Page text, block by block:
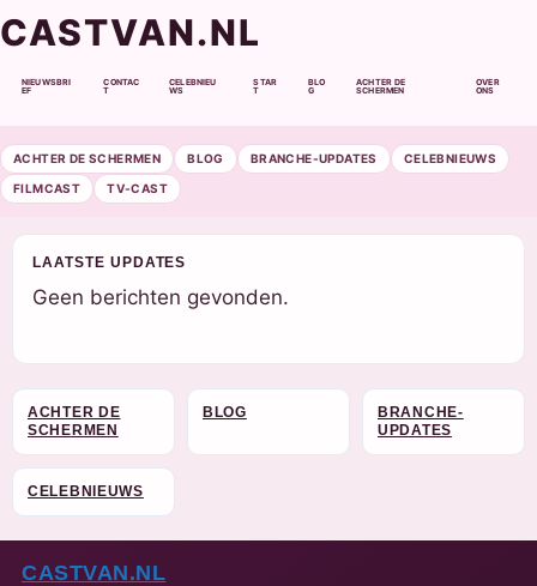
CASTVAN.NL
NIEUWSBRI
EF
CONTAC
T
CELEBNIEU
WS
STAR
T
BLO
G
ACHTER DE
SCHERMEN
OVER
ONS
ACHTER DE SCHERMEN BLOG BRANCHE-UPDATES CELEBNIEUWS
FILMCAST TV-CAST
LAATSTE UPDATES
Geen berichten gevonden.
ACHTER DE
SCHERMEN
BLOG
BRANCHE-
UPDATES
CELEBNIEUWS
CASTVAN.NL